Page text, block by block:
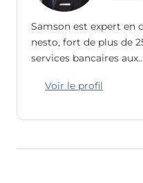
Samson est expert en
nesto, fort de plus de
services bancaires aux…
Voir le profil